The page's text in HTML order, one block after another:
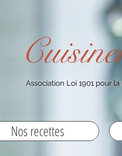
Association Loi 1901 pour
Nos recettes